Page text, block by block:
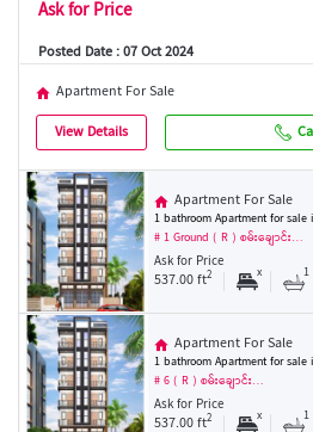
Ask for Price
Posted Date : 07 Oct 2024
Apartment For Sale
View Details
Apartment For Sale
1 bathroom Apartment for sale
# 1 Ground ( R ) စမ်းချောင်း…
Ask for Price
537.00 ft2 x 1
Apartment For Sale
1 bathroom Apartment for sale
# 6 ( R ) စမ်းချောင်း…
Ask for Price
537.00 ft2 x 1